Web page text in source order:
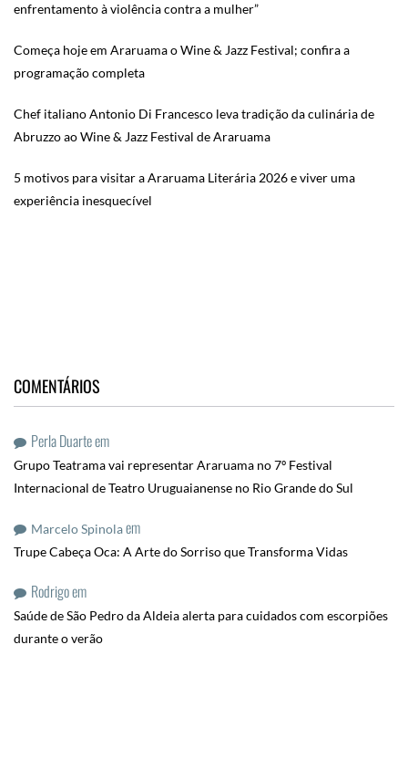
enfrentamento à violência contra a mulher”
Começa hoje em Araruama o Wine & Jazz Festival; confira a
programação completa
Chef italiano Antonio Di Francesco leva tradição da culinária de
Abruzzo ao Wine & Jazz Festival de Araruama
5 motivos para visitar a Araruama Literária 2026 e viver uma
experiência inesquecível
COMENTÁRIOS
Perla Duarteem
Grupo Teatrama vai representar Araruama no 7º Festival
Internacional de Teatro Uruguaianense no Rio Grande do Sul
Marcelo Spinolaem
Trupe Cabeça Oca: A Arte do Sorriso que Transforma Vidas
Rodrigoem
Saúde de São Pedro da Aldeia alerta para cuidados com escorpiões
durante o verão